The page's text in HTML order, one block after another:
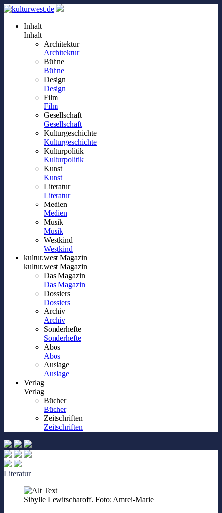
Inhalt
Inhalt
Architektur
Architektur
Bühne
Bühne
Design
Design
Film
Film
Gesellschaft
Gesellschaft
Kulturgeschichte
Kulturgeschichte
Kulturpolitik
Kulturpolitik
Kunst
Kunst
Literatur
Literatur
Medien
Medien
Musik
Musik
Westkind
Westkind
kultur.west Magazin
kultur.west Magazin
Das Magazin
Das Magazin
Dossiers
Dossiers
Archiv
Archiv
Sonderhefte
Sonderhefte
Abos
Abos
Auslage
Auslage
Verlag
Verlag
Bücher
Bücher
Zeitschriften
Zeitschriften
Literatur
Sibylle Lewitscharoff. Foto: Amrei-Marie